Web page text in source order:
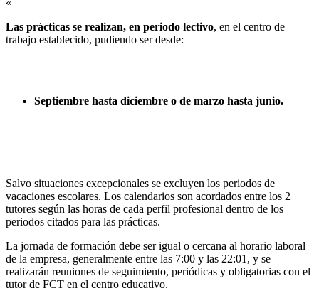
«
Las prácticas se realizan, en periodo lectivo, en el centro de
trabajo establecido, pudiendo ser desde:
Septiembre hasta diciembre o de marzo hasta junio.
Salvo situaciones excepcionales se excluyen los periodos de
vacaciones escolares. Los calendarios son acordados entre los 2
tutores según las horas de cada perfil profesional dentro de los
periodos citados para las prácticas.
La jornada de formación debe ser igual o cercana al horario laboral
de la empresa, generalmente entre las 7:00 y las 22:01, y se
realizarán reuniones de seguimiento, periódicas y obligatorias con el
tutor de FCT en el centro educativo.